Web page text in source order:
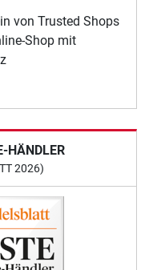
von Trusted Shops
Shop mit
HÄNDLER
2026)